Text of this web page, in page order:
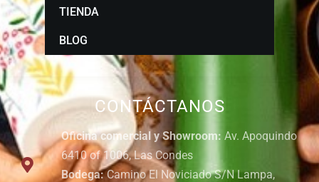
CONTÁCTANOS
Oficina comercial y Showroom: Av. Apoquindo
6410 of 1006, Las Condes
Bodega:Camino El Noviciado S/N Lampa,
TIENDA
BLOG